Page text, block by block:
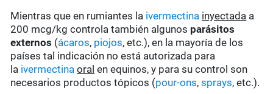
Mientras que en rumiantes la ivermectina inyectada a
200 mcg/kg controla también algunos parásitos
externos (ácaros, piojos, etc.), en la mayoría de los
países tal indicación no está autorizada para
la ivermectina oral en equinos, y para su control son
necesarios productos tópicos (pour-ons,sprays, etc.).